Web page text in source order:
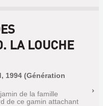
LA LOUCHE
1994 (Génération
de la famille
de ce gamin attachant